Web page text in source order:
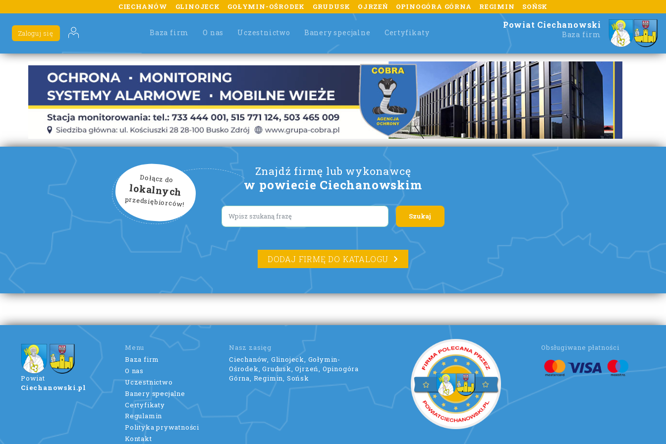
CIECHANÓW GLINOJECK GOŁYMIN-OŚRODEK GRUDUSK OJRZEŃ OPINOGÓRA GÓRNA REGIMIN SOŃSK
Baza firm O nas Uczestnictwo Banery specjalne Certyfikaty
Zaloguj się
Powiat Ciechanowski
Baza firm
Znajdź firmę lub wykonawcę
w powiecie Ciechanowskim
Dołącz do
lokalnych
przedsiębiorców!
Lorem ipsum
DODAJ FIRMĘ DO KATALOGU
Powiat
Ciechanowski.pl
Menu
Baza firm
O nas
Uczestnictwo
Banery specjalne
Certyfikaty
Regulamin
Polityka prywatności
Kontakt
Nasz zasięg
Ciechanów, Glinojeck, Gołymin-
Ośrodek, Grudusk, Ojrzeń, Opinogóra
Górna, Regimin, Sońsk
Obsługiwane płatności